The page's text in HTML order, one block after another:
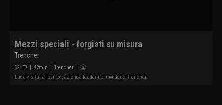
Mezzi speciali - forgiati su misura
Trencher
S2 : E7 | 42min | Trencher |
Luca visita la Tesmec, azienda leader nel mondo dei trencher.